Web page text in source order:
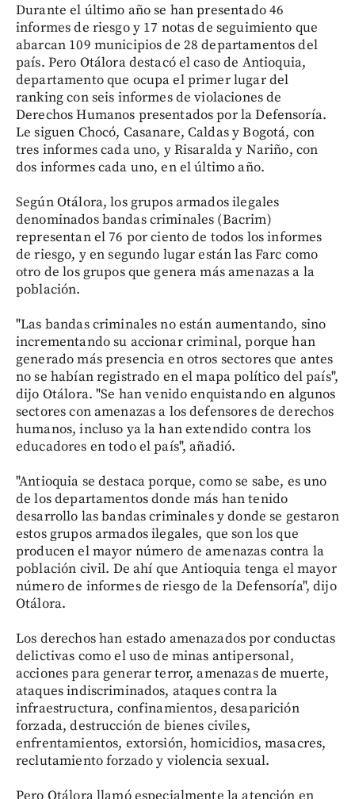
Durante el último año se han presentado 46
informes de riesgo y 17 notas de seguimiento que
abarcan 109 municipios de 28 departamentos del
país. Pero Otálora destacó el caso de Antioquia,
departamento que ocupa el primer lugar del
ranking con seis informes de violaciones de
Derechos Humanos presentados por la Defensoría.
Le siguen Chocó, Casanare, Caldas y Bogotá, con
tres informes cada uno, y Risaralda y Nariño, con
dos informes cada uno, en el último año.
Según Otálora, los grupos armados ilegales
denominados bandas criminales (Bacrim)
representan el 76 por ciento de todos los informes
de riesgo, y en segundo lugar están las Farc como
otro de los grupos que genera más amenazas a la
población.
"Las bandas criminales no están aumentando, sino
incrementando su accionar criminal, porque han
generado más presencia en otros sectores que antes
no se habían registrado en el mapa político del país",
dijo Otálora. "Se han venido enquistando en algunos
sectores con amenazas a los defensores de derechos
humanos, incluso ya la han extendido contra los
educadores en todo el país", añadió.
"Antioquia se destaca porque, como se sabe, es uno
de los departamentos donde más han tenido
desarrollo las bandas criminales y donde se gestaron
estos grupos armados ilegales, que son los que
producen el mayor número de amenazas contra la
población civil. De ahí que Antioquia tenga el mayor
número de informes de riesgo de la Defensoría", dijo
Otálora.
Los derechos han estado amenazados por conductas
delictivas como el uso de minas antipersonal,
acciones para generar terror, amenazas de muerte,
ataques indiscriminados, ataques contra la
infraestructura, confinamientos, desaparición
forzada, destrucción de bienes civiles,
enfrentamientos, extorsión, homicidios, masacres,
reclutamiento forzado y violencia sexual.
Pero Otálora llamó especialmente la atención en